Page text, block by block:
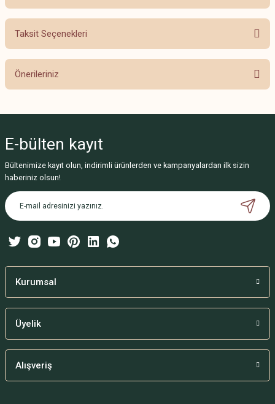
Bu ürüne ilk yorumu siz yapın!
Taksit Seçenekleri
Önerileriniz
Görüş ve önerileriniz için teşekkür ederiz.
Ürün resmi kalitesiz, bozuk veya görüntülenemiyor.
Ürün açıklamasında eksik bilgiler bulunuyor.
Ürün bilgilerinde hatalar bulunuyor.
Bu ürüne benzer farklı alternatifler olmalı.
E-bülten kayıt
Bültenimize kayıt olun, indirimli ürünlerden ve kampanyalardan ilk sizin
haberiniz olsun!
Kurumsal
Üyelik
Alışveriş